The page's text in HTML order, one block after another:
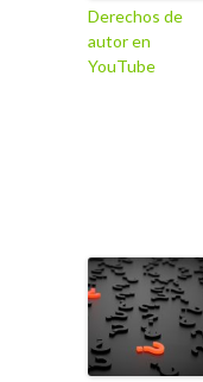
Derechos de
autor en
YouTube